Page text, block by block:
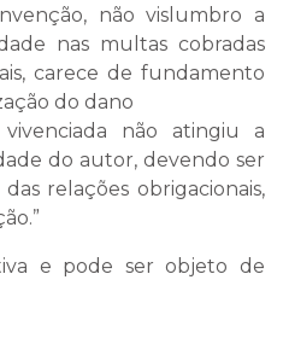
não vislumbro a
nas multas cobradas
carece de fundamento
do dano
não atingiu a
do autor, devendo ser
relações obrigacionais,
e pode ser objeto de